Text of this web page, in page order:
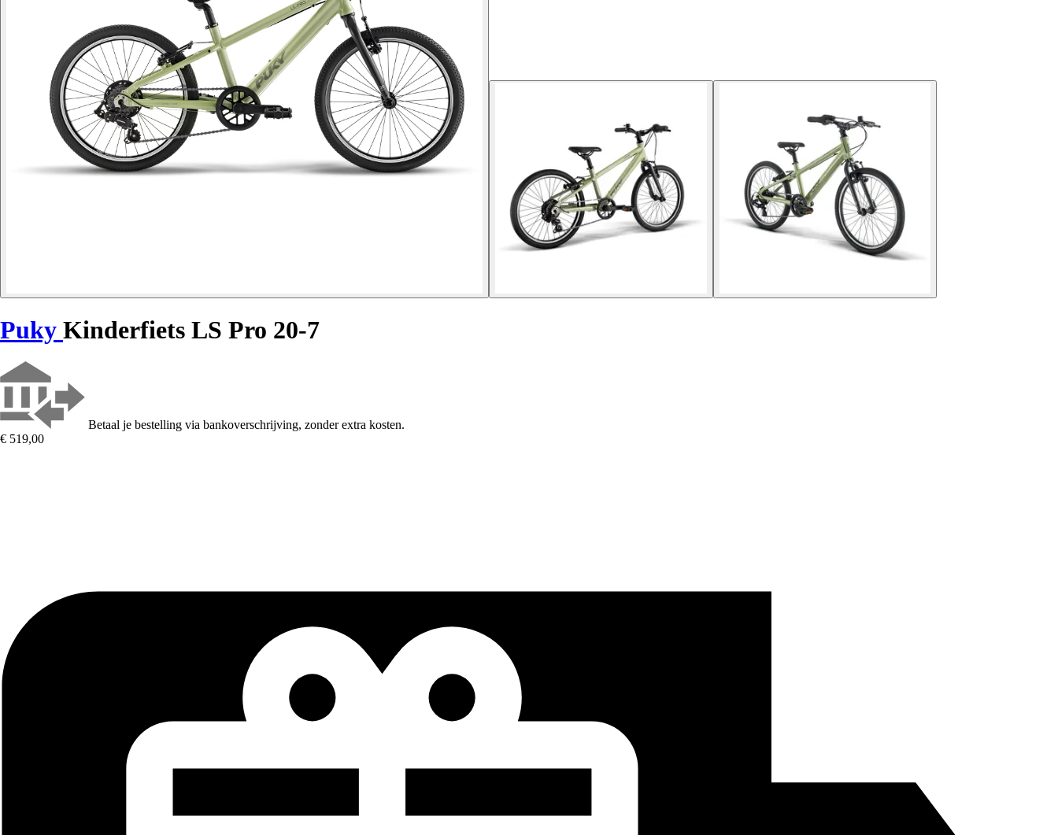
Puky Kinderfiets LS Pro 20-7
Betaal je bestelling via bankoverschrijving, zonder extra kosten.
€ 519,00